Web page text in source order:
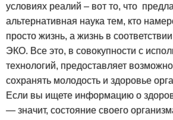
условиях реалий – вот то, что
альтернативная наука тем, кто
просто жизнь, а жизнь в
ЭКО. Все это, в совокупности с
технологий, предоставляет
сохранять молодость и здоровье
Если вы ищете информацию о
— значит, состояние своего